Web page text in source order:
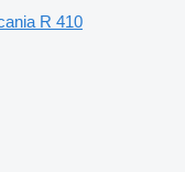
R 410